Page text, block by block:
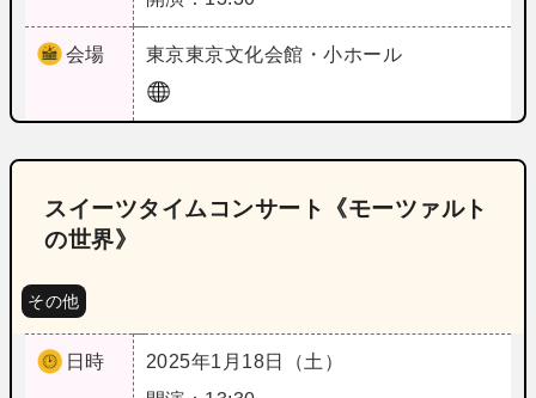
会場 東京東京文化会館・小ホール
スイーツタイムコンサート《モーツァルト
の世界》
その他
日時
2025年1月18日（土）